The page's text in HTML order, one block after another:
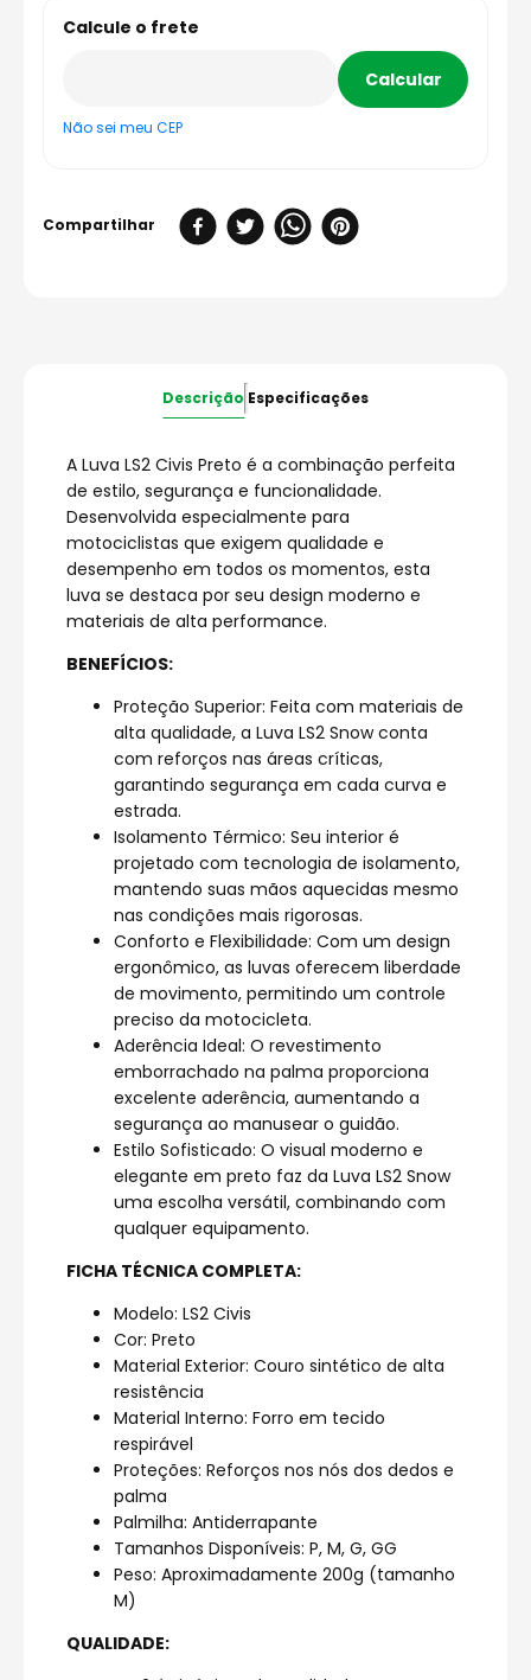
Não sei meu CEP
Descrição Especificações
A Luva LS2 Civis Preto é a combinação perfeita
de estilo, segurança e funcionalidade.
Desenvolvida especialmente para
motociclistas que exigem qualidade e
desempenho em todos os momentos, esta
luva se destaca por seu design moderno e
materiais de alta performance.
BENEFÍCIOS:
Proteção Superior: Feita com materiais de
alta qualidade, a Luva LS2 Snow conta
com reforços nas áreas críticas,
garantindo segurança em cada curva e
estrada.
Isolamento Térmico: Seu interior é
projetado com tecnologia de isolamento,
mantendo suas mãos aquecidas mesmo
nas condições mais rigorosas.
Conforto e Flexibilidade: Com um design
ergonômico, as luvas oferecem liberdade
de movimento, permitindo um controle
preciso da motocicleta.
Aderência Ideal: O revestimento
emborrachado na palma proporciona
excelente aderência, aumentando a
segurança ao manusear o guidão.
Estilo Sofisticado: O visual moderno e
elegante em preto faz da Luva LS2 Snow
uma escolha versátil, combinando com
qualquer equipamento.
FICHA TÉCNICA COMPLETA:
Modelo: LS2 Civis
Cor: Preto
Material Exterior: Couro sintético de alta
resistência
Material Interno: Forro em tecido
respirável
Proteções: Reforços nos nós dos dedos e
palma
Palmilha: Antiderrapante
Tamanhos Disponíveis: P, M, G, GG
Peso: Aproximadamente 200g (tamanho
M)
QUALIDADE: